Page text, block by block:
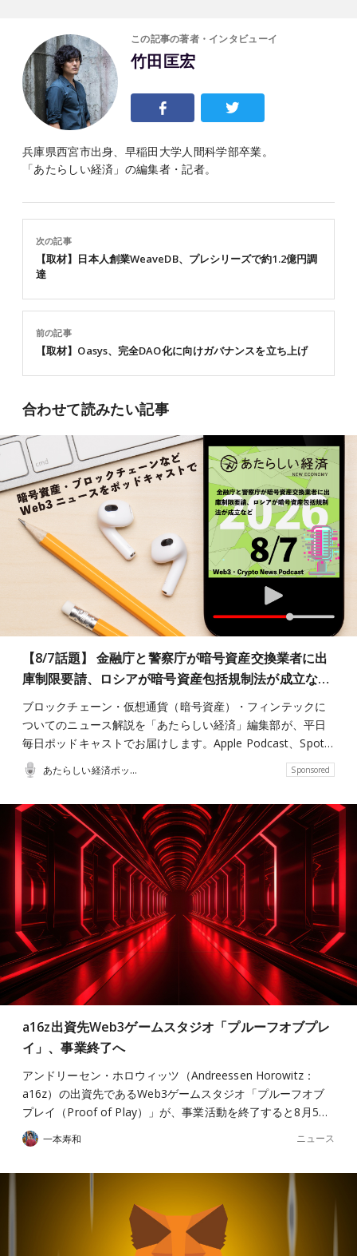
この記事の著者・インタビューイ
竹田匡宏
兵庫県西宮市出身、早稲田大学人間科学部卒業。
「あたらしい経済」の編集者・記者。
前の記事
【取材】Oasys、完全DAO化に向けガバナンスを立ち上げ
次の記事
【取材】日本人創業WeaveDB、プレシリーズで約1.2億円調
達
合わせて読みたい記事
【8/7話題】 金融庁と警察庁が暗号資産交換業者に出
庫制限要請、ロシアが暗号資産包括規制法が成立な…
ブロックチェーン・仮想通貨（暗号資産）・フィンテックに
ついてのニュース解説を「あたらしい経済」編集部が、平日
毎日ポッドキャストでお届けします。Apple Podcast、Spot…
あたらしい経済ポッドキャスト Sponsored
a16z出資先Web3ゲームスタジオ「プルーフオブプレ
イ」、事業終了へ
アンドリーセン・ホロウィッツ（Andreessen Horowitz：
a16z）の出資先であるWeb3ゲームスタジオ「プルーフオブ
プレイ（Proof of Play）」が、事業活動を終了すると8月5…
一本寿和 ニュース